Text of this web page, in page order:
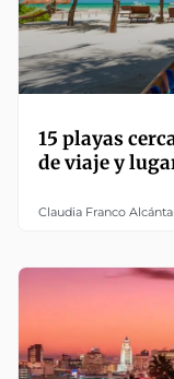
15 playas
de viaje y
Claudia Franco